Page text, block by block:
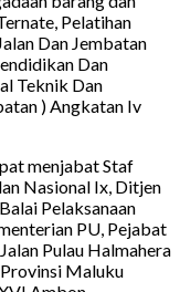
Pelatihan
Dan Jembatan
Dan
Teknik Dan
) Angkatan Iv
menjabat Staf
Nasional Ix, Ditjen
Pelaksanaan
PU, Pejabat
Pulau Halmahera
Maluku